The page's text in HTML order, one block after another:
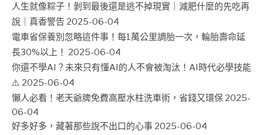
人生就像粽子！剝到最後還是逃不掉現實｜減肥什麼的先吃再
說｜真香警告 2025-06-04
電車省保養別忽略這件事！每1萬公里調胎一次，輪胎壽命延
長30%以上！ 2025-06-04
你還不學AI？未來只有懂AI的人不會被淘汰！AI時代必學技能
⚠️ 2025-06-04
懶人必看！老天爺牌免費高壓水柱洗車術，省錢又環保 2025-
06-04
好多好多，藏著那些說不出口的心事 2025-06-04